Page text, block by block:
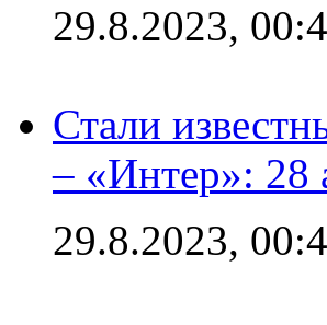
29.8.2023,
Стали
– «Интер»: 28
29.8.2023,